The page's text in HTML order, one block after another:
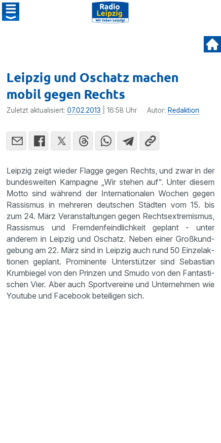
Leipzig und Oschatz machen
mobil gegen Rechts
Zuletzt aktualisiert:07.02.2013 | 16:58 Uhr Autor: Redaktion
Leipzig zeigt wieder Flagge gegen Rechts, und zwar in der
bundes­weiten Kampagne „Wir stehen auf“. Unter diesem
Motto sind während der Inter­na­tio­nalen Wochen gegen
Rassismus in mehreren deutschen Städten vom 15. bis
zum 24. März Veran­stal­tungen gegen Rechts­ex­tre­mismus,
Rassismus und Fremden­feind­lich­keit geplant - unter
anderem in Leipzig und Oschatz. Neben einer Großkund­
ge­bung am 22. März sind in Leipzig auch rund 50 Einzel­ak­
tionen geplant. Promi­nente Unter­stützer sind Sebas­tian
Krumbiegel von den Prinzen und Smudo von den Fantas­ti­
schen Vier. Aber auch Sport­ver­eine und Unter­nehmen wie
Youtube und Facebook betei­ligen sich.